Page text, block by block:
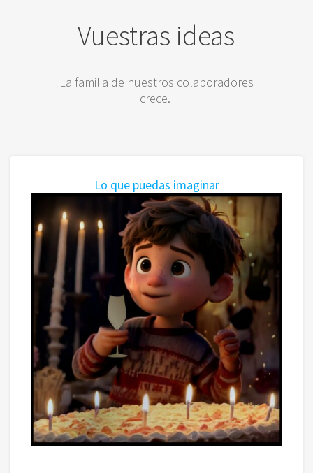
Vuestras ideas
La familia de nuestros colaboradores
crece.
Lo que puedas imaginar